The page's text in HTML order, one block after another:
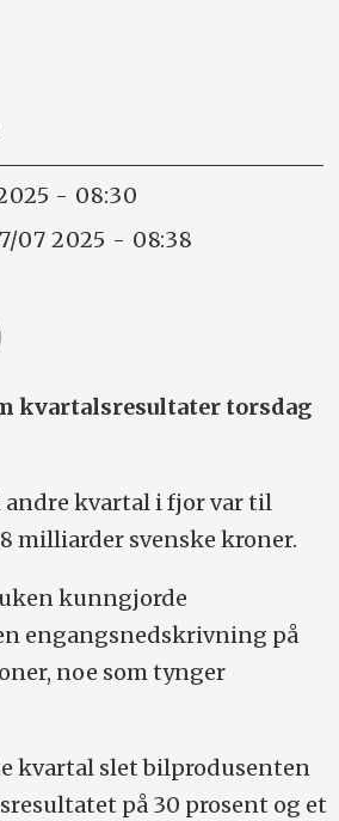
2025 - 08:30
07 2025 - 08:38
kvartalsresultater torsdag
kvartal i fjor var til
milliarder svenske kroner.
kunngjorde
engangsnedskrivning på
noe som tynger
kvartal slet bilprodusenten
på 30 prosent og et